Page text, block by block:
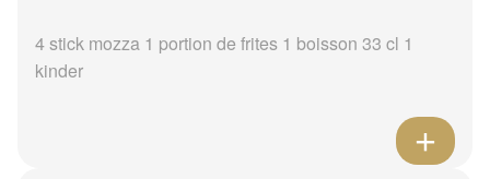
4 stick mozza 1 portion de frites 1 boisson 33 cl 1
kinder